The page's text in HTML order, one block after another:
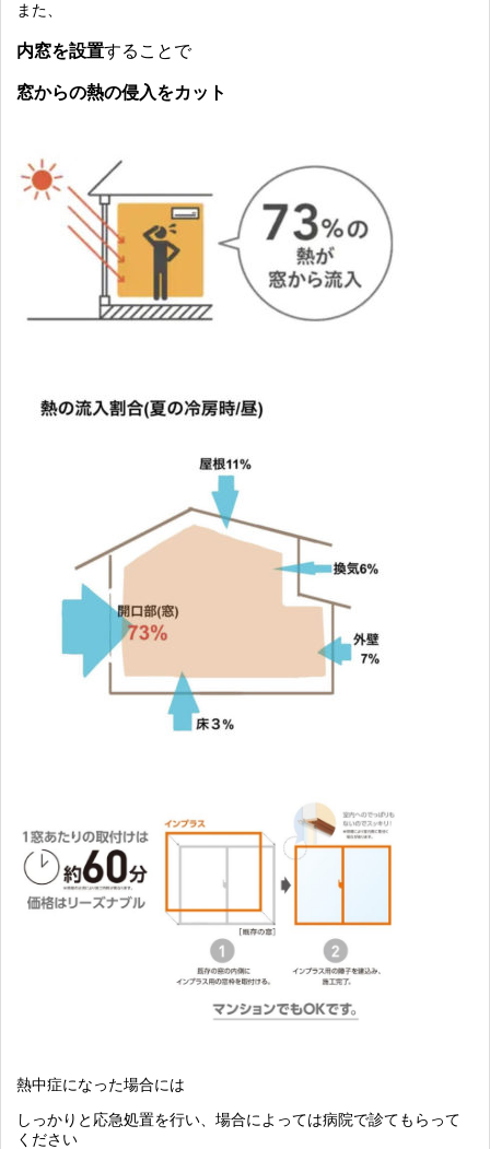
また、
内窓を設置することで
窓からの熱の侵入をカット
熱中症になった場合には
しっかりと応急処置を行い、場合によっては病院で診てもらって
ください